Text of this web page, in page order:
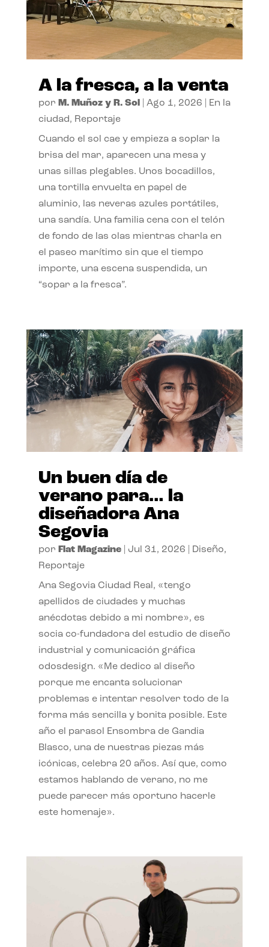
A la fresca, a la venta
por M. Muñoz y R. Sol| Ago 1, 2026
En la
ciudad, Reportaje
Cuando el sol cae y empieza a soplar la
brisa del mar, aparecen una mesa y
unas sillas plegables. Unos bocadillos,
una tortilla envuelta en papel de
aluminio, las neveras azules portátiles,
una sandía. Una familia cena con el telón
de fondo de las olas mientras charla en
el paseo marítimo sin que el tiempo
importe, una escena suspendida, un
“sopar a la fresca”.
Un buen día de
verano para… la
diseñadora Ana
Segovia
por Flat Magazine| Jul 31, 2026 Diseño,
Reportaje
Ana Segovia Ciudad Real, «tengo
apellidos de ciudades y muchas
anécdotas debido a mi nombre», es
socia co-fundadora del estudio de diseño
industrial y comunicación gráfica
odosdesign. «Me dedico al diseño
porque me encanta solucionar
problemas e intentar resolver todo de la
forma más sencilla y bonita posible. Este
año el parasol Ensombra de Gandia
Blasco, una de nuestras piezas más
icónicas, celebra 20 años. Así que, como
estamos hablando de verano, no me
puede parecer más oportuno hacerle
este homenaje».